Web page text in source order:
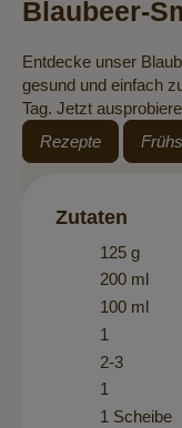
Blaubeer-
Entdecke unser
gesund und einfach
Tag. Jetzt
Rezepte
Zutaten
125 g
200 ml
100 ml
1
2-3
1
1 Scheibe